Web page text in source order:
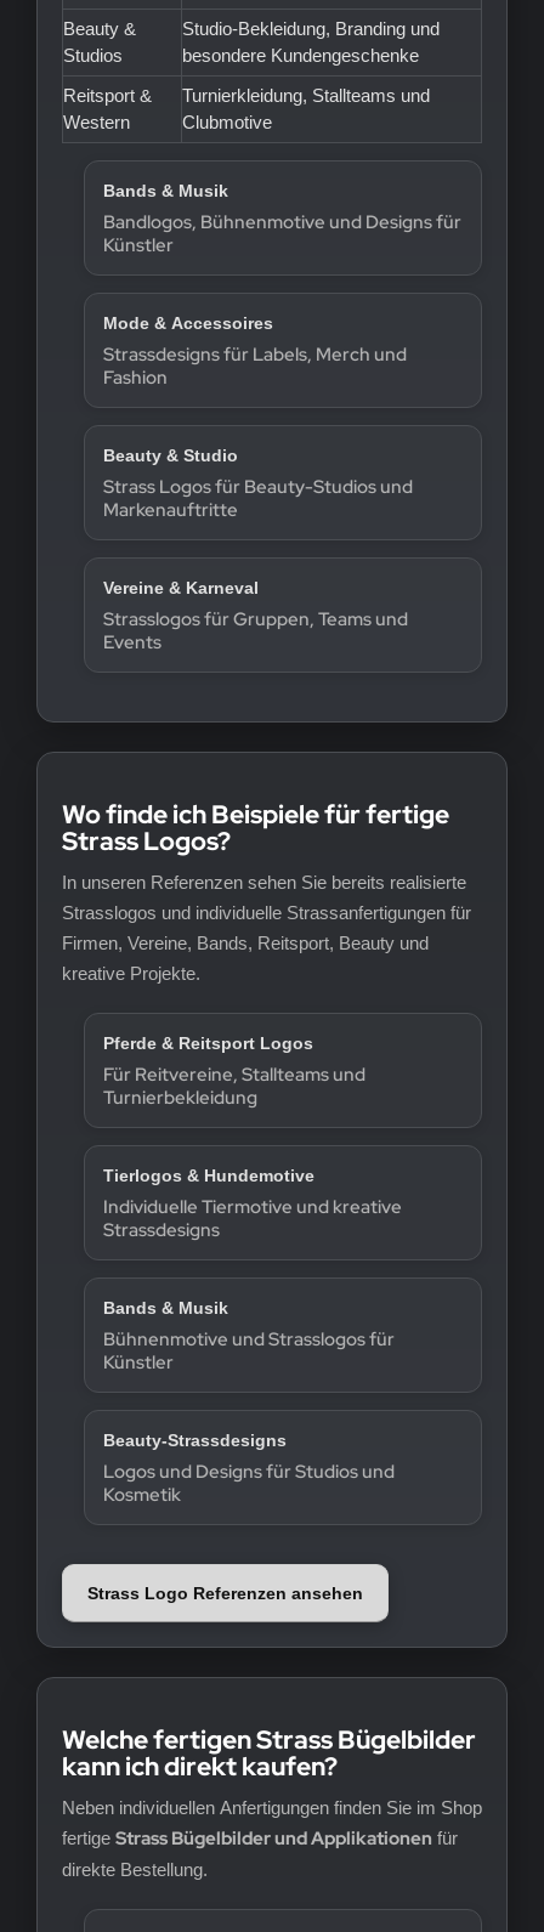
Beauty &
Studios
Studio-Bekleidung, Branding und
besondere Kundengeschenke
Reitsport &
Western
Turnierkleidung, Stallteams und
Clubmotive
Bands & Musik
Bandlogos, Bühnenmotive und Designs für
Künstler
Mode & Accessoires
Strassdesigns für Labels, Merch und
Fashion
Beauty & Studio
Strass Logos für Beauty-Studios und
Markenauftritte
Vereine & Karneval
Strasslogos für Gruppen, Teams und
Events
Wo finde ich Beispiele für fertige
Strass Logos?
In unseren Referenzen sehen Sie bereits realisierte
Strasslogos und individuelle Strassanfertigungen für
Firmen, Vereine, Bands, Reitsport, Beauty und
kreative Projekte.
Pferde & Reitsport Logos
Für Reitvereine, Stallteams und
Turnierbekleidung
Tierlogos & Hundemotive
Individuelle Tiermotive und kreative
Strassdesigns
Bands & Musik
Bühnenmotive und Strasslogos für
Künstler
Beauty-Strassdesigns
Logos und Designs für Studios und
Kosmetik
Strass Logo Referenzen ansehen
Welche fertigen Strass Bügelbilder
kann ich direkt kaufen?
Neben individuellen Anfertigungen finden Sie im Shop
fertige Strass Bügelbilder und Applikationen für
direkte Bestellung.